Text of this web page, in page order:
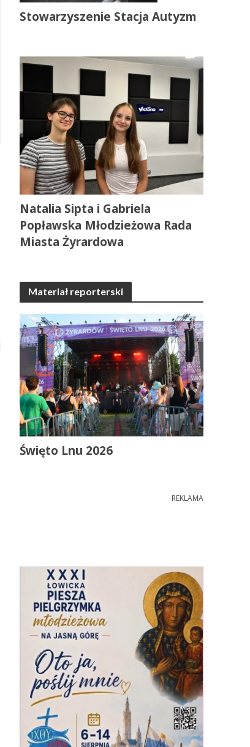
Stowarzyszenie Stacja Autyzm
Natalia Sipta i Gabriela
Popławska Młodzieżowa Rada
Miasta Żyrardowa
Materiał reporterski
Święto Lnu 2026
REKLAMA